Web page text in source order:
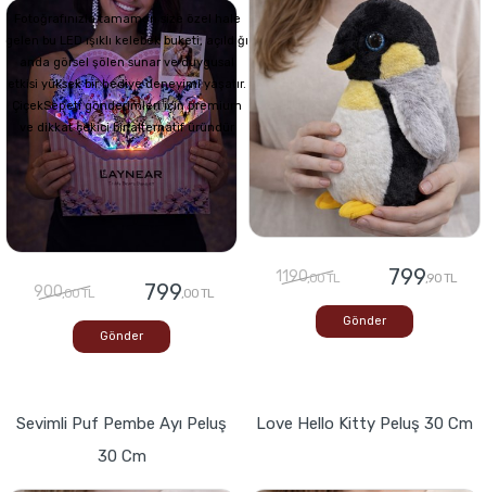
Fotoğrafınızla tamamen size özel hale
gelen bu LED ışıklı kelebek buketi, açıldığı
anda görsel şölen sunar ve duygusal
etkisi yüksek bir hediye deneyimi yaşatır.
ÇiçekSepeti gönderimleri için premium
ve dikkat çekici bir alternatif üründür
900,00 TL 799,00 TL
Gönder
1190,00 TL 799,90 TL
Gönder
Sevimli Puf Pembe Ayı Peluş
30 Cm
Love Hello Kitty Peluş 30 Cm